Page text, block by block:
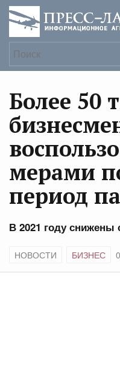
Более 50
мерами
период
В 2021 году снижены
НОВОСТИ БИЗНЕС